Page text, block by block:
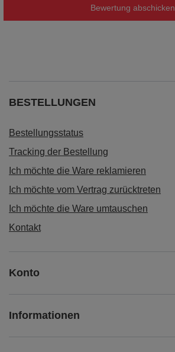
Bewertung abschicken
BESTELLUNGEN
Bestellungsstatus
Tracking der Bestellung
Ich möchte die Ware reklamieren
Ich möchte vom Vertrag zurücktreten
Ich möchte die Ware umtauschen
Kontakt
Konto
Informationen